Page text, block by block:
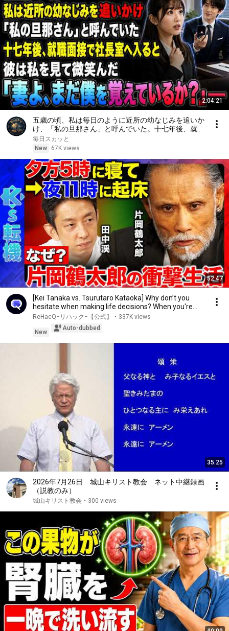
2:04:21
五歳の頃、私は毎日のように近所の幼なじみを追いか
け、「私の旦那さん」と呼んでいた。十七年後、就職
面接で社長室へ入ると、彼は私を見て微笑んだ。「妻
よ、まだ僕を覚えているか？」――
毎日スカッと
New
67K views
52:47
[Kei Tanaka vs. Tsurutaro Kataoka] Why don’t you
hesitate when making life decisions? When you're...
ReHacQ−リハック−【公式】 • 337K views
New
Auto-dubbed
35:25
2026年7月26日 城山キリスト教会 ネット中継録画
（説教のみ）
城山キリスト教会 • 300 views